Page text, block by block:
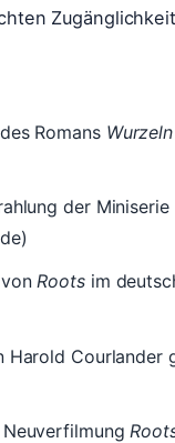
Romans Wurzeln
der Miniserie
vonRootsim
Harold Courlander